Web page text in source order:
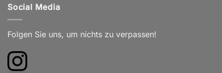
Social Media
Folgen Sie uns, um nichts zu verpassen!